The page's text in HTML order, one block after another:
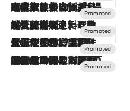
2026.7.31
【ホテル帰省】という選択肢をOMOが提案。家族とほどよい距離を保つには「昼は実家、夜は気兼ねなくホテルで！」
2026.7.24
【夏限定ディナーコース】旬を迎える稚鮎や花ズッキーニなどをイタリア・トスカーナの郷土料理の手法で満喫！
2026.7.17
「土佐和ハーブかき氷」がOMO7高知に登場！生姜、山椒、大葉など目にも舌にも涼を呼ぶ郷土の味
2026.7.10
NEW OPEN！【界 草津】名湯の地に誕生。趣の異なる2種の温泉と上州ならではの会席・蕎麦割烹など美食を味わう究極の癒やし旅